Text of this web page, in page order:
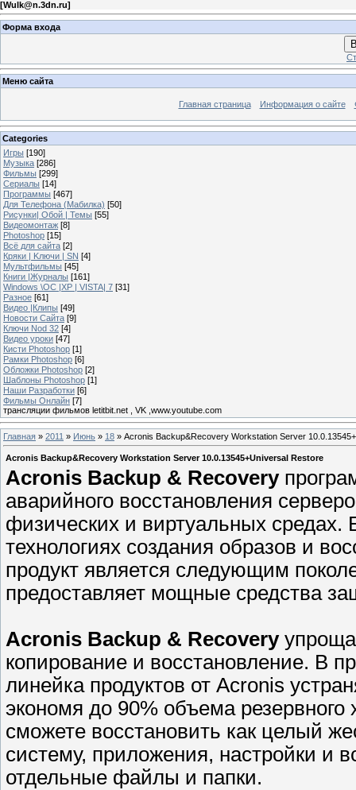
[Wulk@n.3dn.ru]
Форма входа
Меню сайта
Главная страница Информация о сайте
Categories
Игры [190]
Музыка [286]
Фильмы [299]
Сериалы [14]
Программы [467]
Для Телефона (Мабилка) [50]
Рисунки| Обой | Темы [55]
Видеомонтаж [8]
Photoshop [15]
Всё для сайта [2]
Кряки | Kлючи | SN [4]
Мультфильмы [45]
Книги |Журналы [161]
Windows \OC |XP | VISTA| 7 [31]
Разное [61]
Видео |Клипы [49]
Новости Сайта [9]
Ключи Nod 32 [4]
Видео уроки [47]
Кисти Photoshop [1]
Рамки Photoshop [6]
Обложки Photoshop [2]
Шаблоны Photoshop [1]
Наши Разработки [6]
Фильмы Онлайн [7]
трансляции фильмов letitbit.net , VK ,www.youtube.com
Главная » 2011 » Июнь » 18 » Acronis Backup&Recovery Workstation Server
Acronis Backup&Recovery Workstation Server 10.0.13545+Universal Restore
Acronis Backup & Recovery
аварийного восстановления
физических и виртуальных средах.
технологиях создания образов и
продукт является следующим
предоставляет мощные средства
Acronis Backup & Recovery
копирование и восстановление. В
линейка продуктов от Acronis
экономя до 90% объема
сможете восстановить как целый
систему, приложения, настройки и
отдельные файлы и папки.